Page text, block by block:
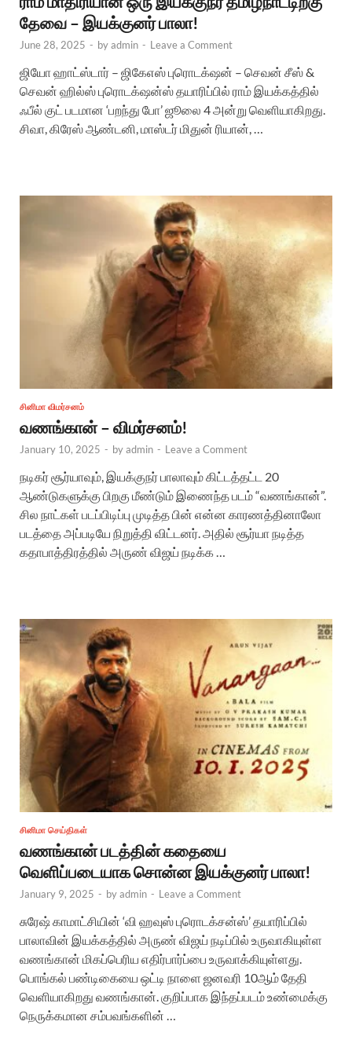
தேவை – இயக்குனர் பாலா!
June 28, 2025 - byadmin - Leave a Comment
ஜியோ ஹாட்ஸ்டார் – ஜிகேஎஸ் புரொடக்‌ஷன் – செவன் சீஸ் &
செவன் ஹில்ஸ் புரொடக்‌ஷன்ஸ் தயாரிப்பில் ராம் இயக்கத்தில்
ஃபீல் குட் படமான ‘பறந்து போ’ ஜூலை 4 அன்று வெளியாகிறது.
சிவா, கிரேஸ் ஆண்டனி, மாஸ்டர் மிதுன் ரியான், …
சினிமா விமர்சனம்
வணங்கான் – விமர்சனம்!
January 10, 2025 - byadmin - Leave a Comment
நடிகர் சூர்யாவும், இயக்குநர் பாலாவும் கிட்டத்தட்ட 20
ஆண்டுகளுக்கு பிறகு மீண்டும் இணைந்த படம் “வணங்கான்”.
சில நாட்கள் படப்பிடிப்பு முடித்த பின் என்ன காரணத்தினாலோ
படத்தை அப்படியே நிறுத்தி விட்டனர். அதில் சூர்யா நடித்த
கதாபாத்திரத்தில் அருண் விஜய் நடிக்க …
சினிமா செய்திகள்
வணங்கான் படத்தின் கதையை
வெளிப்படையாக சொன்ன இயக்குனர் பாலா!
January 9, 2025 - byadmin - Leave a Comment
சுரேஷ் காமாட்சியின் ‘வி ஹவுஸ் புரொடக்சன்ஸ்’ தயாரிப்பில்
பாலாவின் இயக்கத்தில் அருண் விஜய் நடிப்பில் உருவாகியுள்ள
வணங்கான் மிகப்பெரிய எதிர்பார்ப்பை உருவாக்கியுள்ளது.
பொங்கல் பண்டிகையை ஒட்டி நாளை ஜனவரி 10ஆம் தேதி
வெளியாகிறது வணங்கான். குறிப்பாக இந்தப்படம் உண்மைக்கு
நெருக்கமான சம்பவங்களின் …